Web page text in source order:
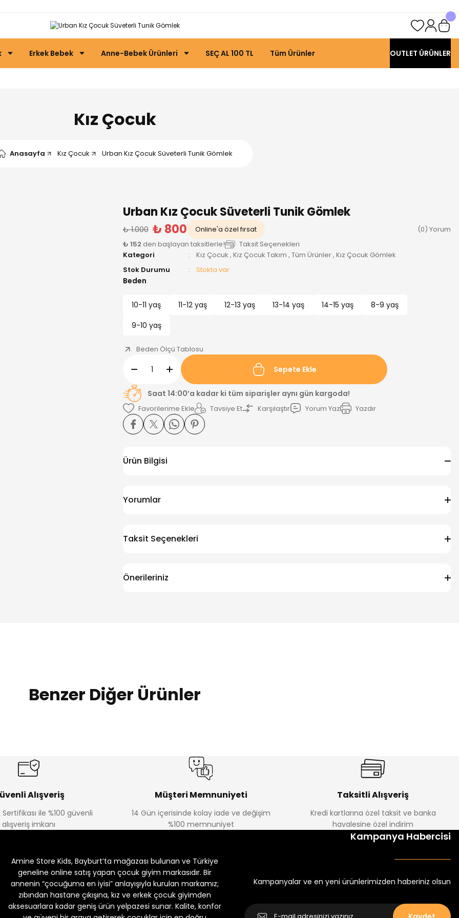
Erkek Bebek Anne-Bebek Ürünleri SEÇ AL 100 TL Tüm Ürünler OUTLET ÜRÜNLER
Kız Çocuk
Anasayfa Kız Çocuk Urban Kız Çocuk Süveterli Tunik Gömlek
Urban Kız Çocuk Süveterli Tunik Gömlek
₺ 1.000 ₺ 800 Online'a özel fırsat
(0) Yorum
₺ 152 den başlayan taksitlerle!
Taksit Seçenekleri
Kategori
Kız Çocuk , Kız Çocuk Takım , Tüm Ürünler, Kız Çocuk Gömlek
Stok Durumu
Stokta var
Beden
10-11 yaş 11-12 yaş 12-13 yaş 13-14 yaş 14-15 yaş
8-9 yaş
9-10 yaş
Beden Ölçü Tablosu
Sepete Ekle
Saat 14:00’a kadar ki tüm siparişler aynı gün kargoda!
Tavsiye Et Karşılaştır Yorum Yaz Yazdır
Ürün Bilgisi
Yorumlar
Taksit Seçenekleri
Önerileriniz
Benzer Diğer Ürünler
Melra Kız Çocuk Kot Pantolon
%22
Yeni
₺ 320 ₺ 250
%22
Yeni₺ 250
%22
Noyel Kız Çocuk Baskılı Tayt
Alışveriş
Sertifikası ile %100 güvenli
alışveriş imkanı
Müşteri Memnuniyeti
14 Gün içerisinde kolay iade ve değişim
%100 memnuniyet
Taksitli Alışveriş
Kredi kartlarına özel taksit ve banka
havalesine özel indirim
Amine Store Kids, Bayburt’ta mağazası bulunan ve Türkiye
geneline online satış yapan çocuk giyim markasıdır. Bir
annenin “çocuğuma en iyisi” anlayışıyla kurulan markamız;
zıbından hastane çıkışına, kız ve erkek çocuk giyimden
aksesuarlara kadar geniş ürün yelpazesi sunar. Kalite, konfor
Kampanya Habercisi
Kampanyalar ve en yeni ürünlerimizden haberiniz olsun